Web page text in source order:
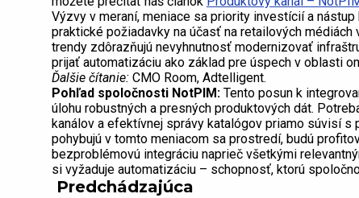
Výzvy v meraní, meniace sa priority investícií a
praktické požiadavky na účasť na retailových
trendy zdôrazňujú nevyhnutnosť modernizovať
prijať automatizáciu ako základ pre úspech v oblasti
Ďalšie čítanie: CMO Room, Adtelligent.
Pohľad spoločnosti NotPIM: Tento posun k
úlohu robustných a presných produktových dát.
kanálov a efektívnej správy katalógov priamo súvisí
pohybujú v tomto meniacom sa prostredí, budú
bezproblémovú integráciu naprieč všetkými
si vyžaduje automatizáciu – schopnosť, ktorú
Predchádzajúca